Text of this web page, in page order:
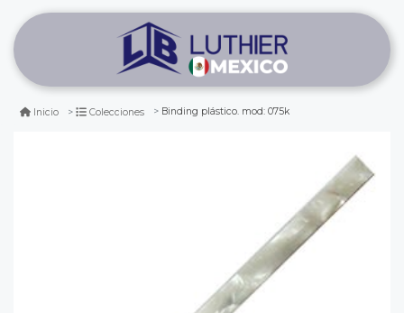
Inicio Colecciones Binding plástico. mod: 075k